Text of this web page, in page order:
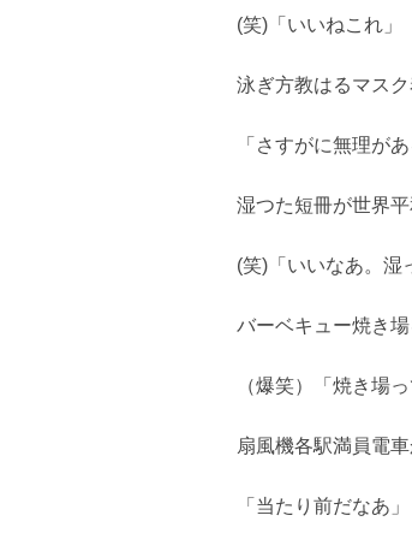
(笑)「いいねこれ」
泳ぎ方教はるマス
「さすがに無理が
湿つた短冊が世界
(笑)「いいなあ。湿
バーベキュー焼き
（爆笑）「焼き場
扇風機各駅満員電
「当たり前だなあ」